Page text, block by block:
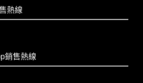
熱線
銷售熱線